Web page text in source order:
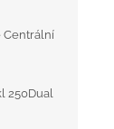
Centrální
250Dual